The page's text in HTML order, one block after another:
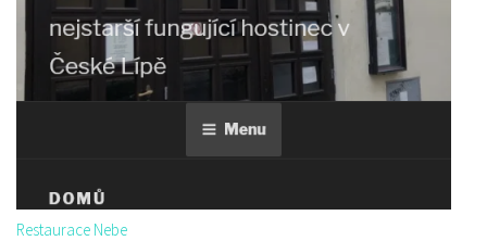
Restaurace Nebe